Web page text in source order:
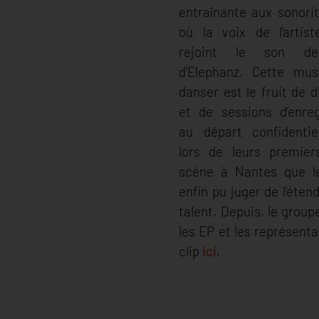
entraînante aux
où la voix de
rejoint le son
d'Elephanz. Cette
danser est le fruit de
et de sessions
au départ
lors de leurs
scène à Nantes que
enfin pu juger de
talent. Depuis, le
les EP et les
clip ici.